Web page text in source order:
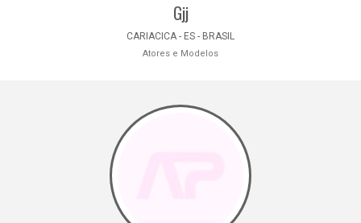
Gjj
CARIACICA - ES - BRASIL
Atores e Modelos